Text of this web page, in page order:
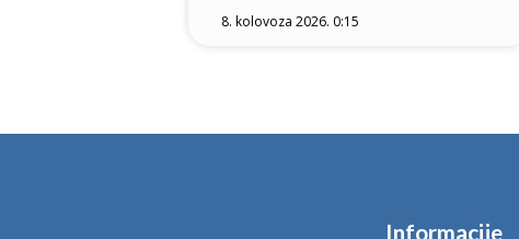
8. kolovoza 2026. 0:15
Informacije